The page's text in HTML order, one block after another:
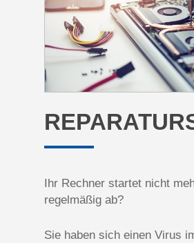
Ihr Rechner startet nicht
regelmäßig ab?
Sie haben sich einen Virus